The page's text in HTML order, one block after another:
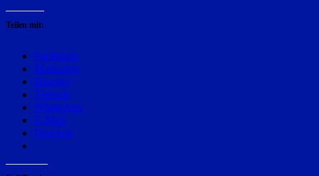
Teilen mit:
Facebook
Mastodon
Bluesky
Threads
WhatsApp
E-Mail
Drucken